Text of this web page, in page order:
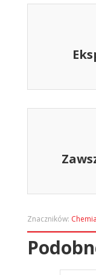
Znaczników: